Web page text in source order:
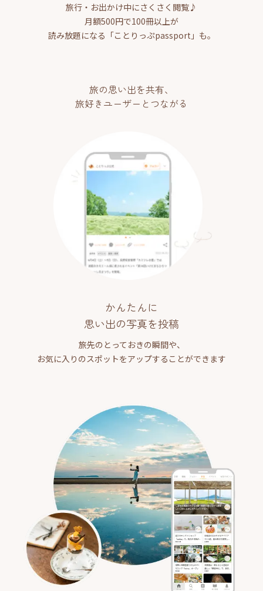
旅行・お出かけ中にさくさく閲覧♪
月額500円で100冊以上が
読み放題になる「ことりっぷpassport」も。
旅の思い出を共有、
旅好きユーザーとつながる
かんたんに
思い出の写真を投稿
旅先のとっておきの瞬間や、
お気に入りのスポットをアップすることができます